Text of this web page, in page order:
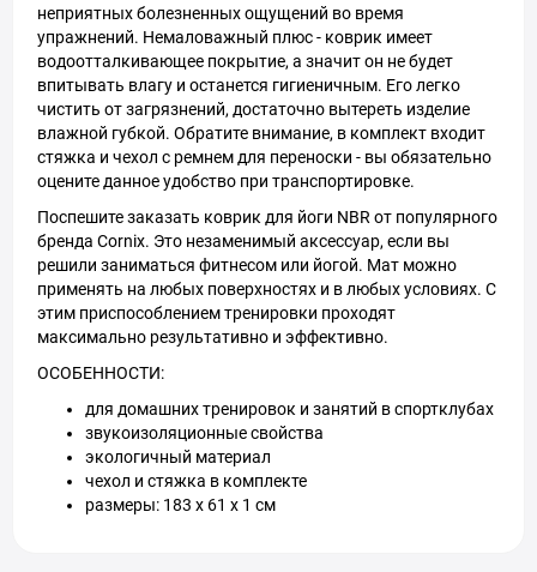
неприятных болезненных ощущений во время
упражнений. Немаловажный плюс - коврик имеет
водоотталкивающее покрытие, а значит он не будет
впитывать влагу и останется гигиеничным. Его легко
чистить от загрязнений, достаточно вытереть изделие
влажной губкой. Обратите внимание, в комплект входит
стяжка и чехол с ремнем для переноски - вы обязательно
оцените данное удобство при транспортировке.
Поспешите заказать коврик для йоги NBR от популярного
бренда Cornix. Это незаменимый аксессуар, если вы
решили заниматься фитнесом или йогой. Мат можно
применять на любых поверхностях и в любых условиях. С
этим приспособлением тренировки проходят
максимально результативно и эффективно.
ОСОБЕННОСТИ:
для домашних тренировок и занятий в спортклубах
звукоизоляционные свойства
экологичный материал
чехол и стяжка в комплекте
размеры: 183 х 61 х 1 см